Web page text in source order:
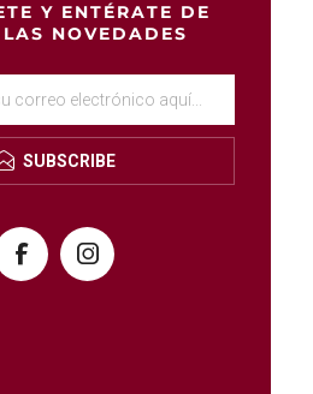
Y ENTÉRATE DE
NOVEDADES
SUBSCRIBE